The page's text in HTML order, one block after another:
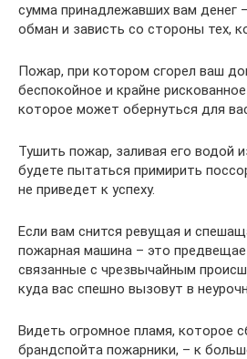
сумма принадлежавших вам денег
обман и зависть со стороны тех,
Пожар, при котором сгорел ваш
беспокойное и крайне
которое может обернуться для
Тушить пожар, заливая его водой
будете пытаться примирить
не приведет к успеху.
Если вам снится ревущая и
пожарная машина – это
связанные с чрезвычайным
куда вас спешно вызовут в
Видеть огромное пламя, которое
брандспойта пожарники, – к